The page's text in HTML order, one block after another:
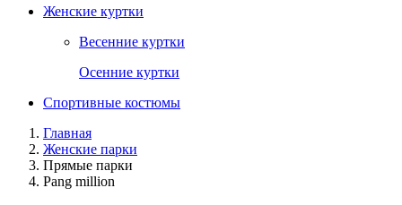
Женские куртки
Весенние куртки
Осенние куртки
Спортивные костюмы
Главная
Женские парки
Прямые парки
Pang million